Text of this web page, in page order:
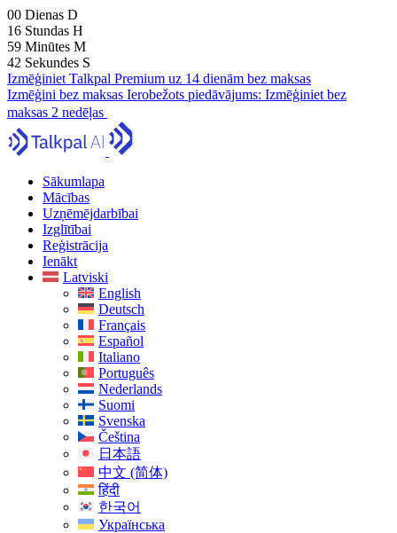
00 Dienas D
16 Stundas H
59 Minūtes M
41 Sekundes S
Izmēģiniet Talkpal Premium uz 14 dienām bez maksas
Izmēģini bez maksas Ierobežots piedāvājums: Izmēģiniet bez
maksas 2 nedēļas
Sākumlapa
Mācības
Uzņēmējdarbībai
Izglītībai
Reģistrācija
Ienākt
Latviski
English
Deutsch
Français
Español
Italiano
Português
Nederlands
Suomi
Svenska
Čeština
日本語
中文 (简体)
हिंदी
한국어
Українська